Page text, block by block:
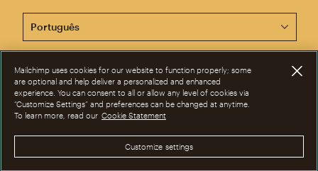
Agora, esta página está disponível em outros idiomas.
©2001-2026 Todos os direitos reservados. Mailchimp® é marca registrada
da The Rocket Science Group. Apple e o logotipo da Apple são marcas
registadas da Apple Inc. Mac App Store é marca de serviços da Apple Inc.
Google Play e o logotipo do Google Play são marcas registradas da
cookies
Mailchimp uses cookies for our website to function properly; some
are optional and help deliver a personalized and enhanced
experience. You can consent to all or allow any level of cookies via
“Customize Settings” and preferences can be changed at anytime.
To learn more, read our Cookie Statement
Customize settings